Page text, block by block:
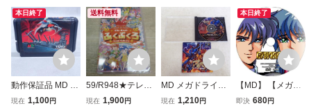
本日終了
動作保証品 MD メ
ガドライブ ダライ
現在 1,100円
送料無料
59/R948★テレネ
ットふくぶくろ★
現在 1,900円
MD メガドライブ
メガCD 電忍アレ
現在 1,210円
本日終了
【MD】 【メガド
ライブ】 ガイアレ
即決 680円